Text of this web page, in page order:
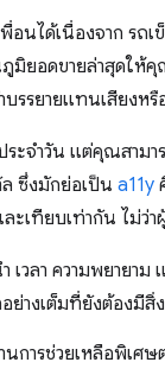
อนได้เนื่องจาก ร
ยอดขายล่าสุดให้
รรยายแทนเสียงห
ะจำวัน แต่คุณสาม
ซึ่งมักย่อเป็น a11y
ทียบเท่ากัน ไม่ว่า
วลา ความพยายา
างเต็มที่ยังต้องมีสิ่
นการช่วยเหลือพิเศษ